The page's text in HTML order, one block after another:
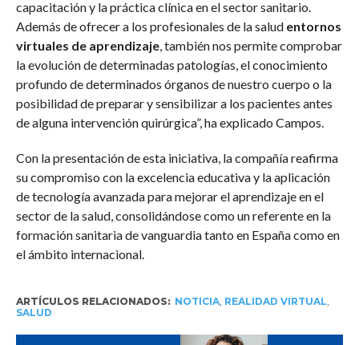
capacitación y la práctica clínica en el sector sanitario.
Además de ofrecer a los profesionales de la salud entornos
virtuales de aprendizaje, también nos permite comprobar
la evolución de determinadas patologías, el conocimiento
profundo de determinados órganos de nuestro cuerpo o la
posibilidad de preparar y sensibilizar a los pacientes antes
de alguna intervención quirúrgica”, ha explicado Campos.
Con la presentación de esta iniciativa, la compañía reafirma
su compromiso con la excelencia educativa y la aplicación
de tecnología avanzada para mejorar el aprendizaje en el
sector de la salud, consolidándose como un referente en la
formación sanitaria de vanguardia tanto en España como en
el ámbito internacional.
ARTÍCULOS RELACIONADOS: NOTICIA, REALIDAD VIRTUAL
SALUD